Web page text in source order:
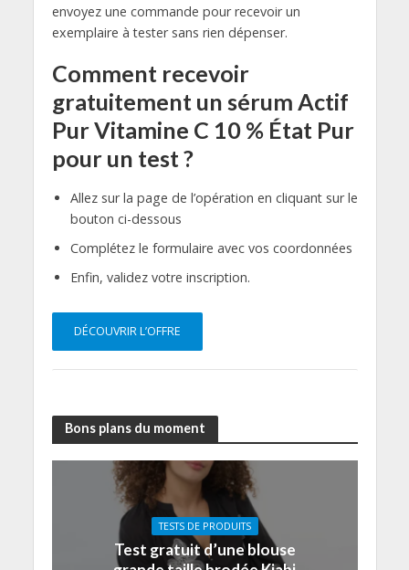
envoyez une commande pour recevoir un
exemplaire à tester sans rien dépenser.
Comment recevoir
gratuitement un sérum Actif
Pur Vitamine C 10 % État Pur
pour un test ?
Allez sur la page de l’opération en cliquant sur le
bouton ci-dessous
Complétez le formulaire avec vos coordonnées
Enfin, validez votre inscription.
DÉCOUVRIR L’OFFRE
Bons plans du moment
TESTS DE PRODUITS
Test gratuit d’une blouse